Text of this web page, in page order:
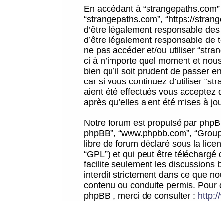
En accédant à
“strangepaths.com”, “https://
d’être légalement responsable
d’être légalement responsable
ne pas accéder et/ou utiliser
ci à n’importe quel moment et
bien qu’il soit prudent de passer
car si vous continuez d’utiliser
aient été effectués vous acceptez
après qu’elles aient été mises à
Notre forum est propulsé par
phpBB”, “www.phpbb.com”,
libre de forum déclaré sous la
“GPL”) et qui peut être téléchargé
facilite seulement les discussions
interdit strictement dans ce que
contenu ou conduite permis.
phpBB , merci de consulter :